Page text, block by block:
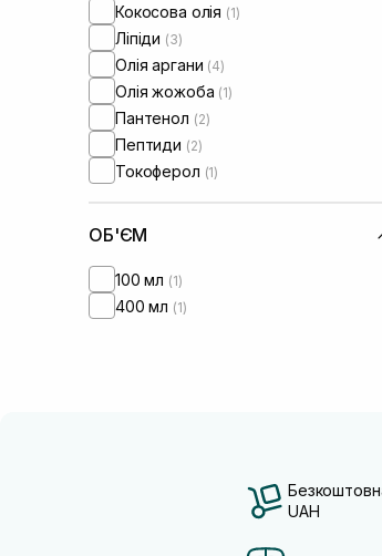
Кокосова олія (1)
Ліпіди (3)
Олія аргани (4)
Олія жожоба (1)
Пантенол (2)
Пептиди (2)
Токоферол (1)
ОБ'ЄМ
100 мл (1)
400 мл (1)
UAH